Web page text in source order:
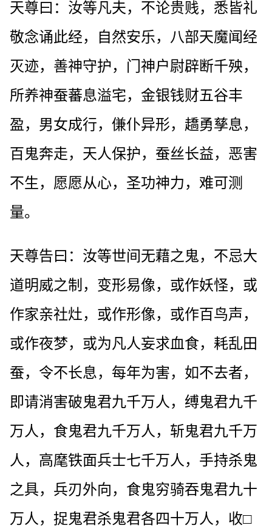
天尊曰：汝等凡夫，不论贵贱，悉皆礼
敬念诵此经，自然安乐，八部天魔闻经
灭迹，善神守护，门神户尉辟断千殃，
所养神蚕蕃息溢宅，金银钱财五谷丰
盈，男女成行，傔仆异形，趫勇孳息，
百鬼奔走，天人保护，蚕丝长益，恶害
不生，愿愿从心，圣功神力，难可测
量。
天尊告曰：汝等世间无藉之鬼，不忌大
道明威之制，变形易像，或作妖怪，或
作家亲社灶，或作形像，或作百鸟声，
或作夜梦，或为凡人妄求血食，耗乱田
蚕，令不长息，每年为害，如不去者，
即请消害破鬼君九千万人，缚鬼君九千
万人，食鬼君九千万人，斩鬼君九千万
人，高麾铁面兵士七千万人，手持杀鬼
之具，兵刃外向，食鬼穷骑吞鬼君九十
万人，捉鬼君杀鬼君各四十万人，收□